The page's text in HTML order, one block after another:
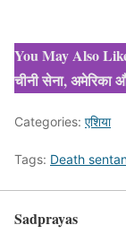
You May Also
चीनी सेना, अमेरिका
Categories: एशिया
Tags: Death
Sadprayas